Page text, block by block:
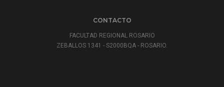
CONTACTO
FACULTAD REGIONAL ROSARIO
ZEBALLOS 1341 - S2000BQA - ROSARIO.